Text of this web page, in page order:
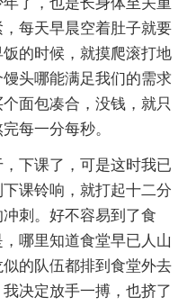
每天早晨空着肚子就要
的时候，就摸爬滚打地
头哪能满足我们的需求
面包凑合，没钱，就只
每一分每秒。
下课了，可是这时我已
课铃响，就打起十二分
刺。好不容易到了食
哪里知道食堂早已人山
的队伍都排到食堂外去
决定放手一搏，也挤了